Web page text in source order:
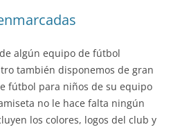
algún equipo de fútbol
también disponemos de gran
fútbol para niños de su equipo
no le hace falta ningún
los colores, logos del club y